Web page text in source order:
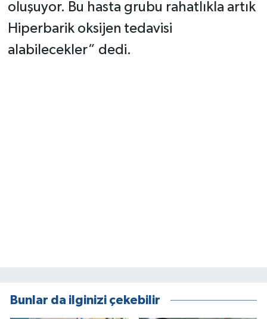
oluşuyor. Bu hasta grubu rahatlıkla artık
Hiperbarik oksijen tedavisi
alabilecekler” dedi.
Bunlar da ilginizi çekebilir